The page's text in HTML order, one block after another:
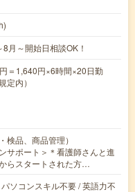
月～開始日相談OK！
＝1,640円×6時間×20日勤
定内）
検品、商品管理）
サポート＞＊看護師さんと進
らスタートされた方…
ソコンスキル不要 / 英語力不